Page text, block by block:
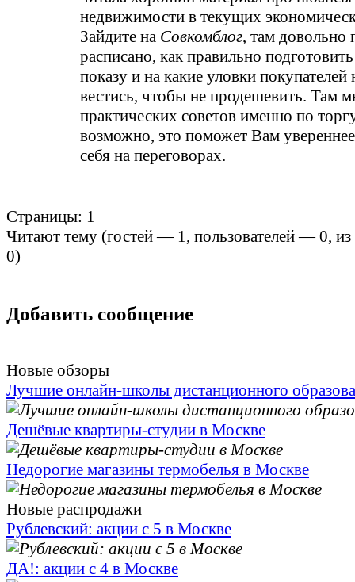
недвижимости в текущих
Зайдите на Совкомблог, там довольно
расписано, как правильно
показу и на какие уловки покупателей
вестись, чтобы не продешевить. Там
практических советов именно по
возможно, это поможет Вам увереннее
себя на переговорах.
Страницы: 1
Читают тему (гостей — 1, пользователей —0,
0)
Добавить сообщение
Новые обзоры
Лучшие онлайн-школы дистанционного
Дешёвые квартиры-студии в Москве
Недорогие магазины термобелья в Москве
Новые распродажи
Рублевский: акции с 5 в Москве
ДА!: акции с 4 в Москве